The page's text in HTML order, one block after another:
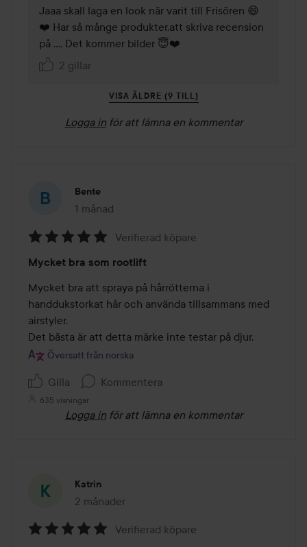
Jaaa skall laga en look när varit till Frisören 😄
❤️ Har så månge produkter.att skriva recension
på …. Det kommer bilder 😇❤️
2 gillar
VISA ÄLDRE (9 TILL)
Logga in för att lämna en kommentar
Bente
1 månad
Inlägget skapades 1 månad
5
av
5
Verifierad köpare
Mycket bra som rootlift
Mycket bra att spraya på hårrötterna i
handdukstorkat hår och använda tillsammans med
airstyler.
Det bästa är att detta märke inte testar på djur.
Översatt från norska
Gilla Kommentera
635 visningar
Logga in för att lämna en kommentar
Katrin
2 månader
Inlägget skapades 2 månader
Verifierad köpare